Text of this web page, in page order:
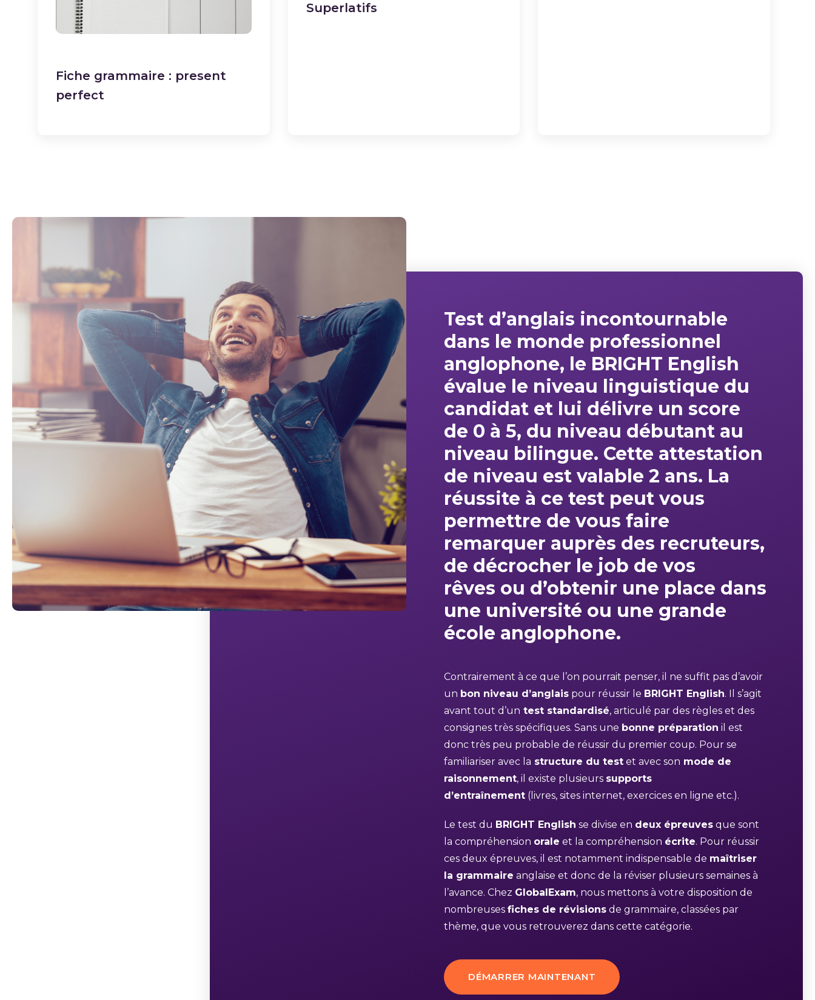
Fiche grammaire : present
perfect
Superlatifs
Test d’anglais incontournable
dans le monde professionnel
anglophone, le BRIGHT English
évalue le niveau linguistique du
candidat et lui délivre un score
de 0 à 5, du niveau débutant au
niveau bilingue. Cette attestation
de niveau est valable 2 ans. La
réussite à ce test peut vous
permettre de vous faire
remarquer auprès des recruteurs,
de décrocher le job de vos
rêves ou d’obtenir une place dans
une université ou une grande
école anglophone.
Contrairement à ce que l’on pourrait penser, il ne suffit pas d’avoir
un bon niveau d’anglais pour réussir le BRIGHT English. Il s’agit
avant tout d’un test standardisé, articulé par des règles et des
consignes très spécifiques. Sans une bonne préparation il est
donc très peu probable de réussir du premier coup. Pour se
familiariser avec la structure du test et avec son mode de
raisonnement, il existe plusieurs supports
d’entraînement (livres, sites internet, exercices en ligne etc.).
Le test du BRIGHT English se divise en deux épreuves que sont
la compréhension orale et la compréhension écrite. Pour réussir
ces deux épreuves, il est notamment indispensable de maîtriser
la grammaire anglaise et donc de la réviser plusieurs semaines à
l’avance. Chez GlobalExam, nous mettons à votre disposition de
nombreuses fiches de révisions de grammaire, classées par
thème, que vous retrouverez dans cette catégorie.
DÉMARRER MAINTENANT